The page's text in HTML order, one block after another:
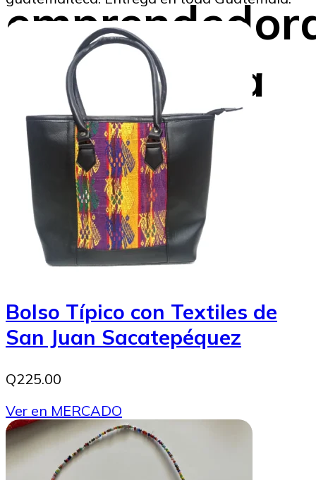
quetzalteca
Gustavo Montenegro
20/11/2025
Bolso Típico con Textiles de
San Juan Sacatepéquez
Q225.00
Ver en MERCADO